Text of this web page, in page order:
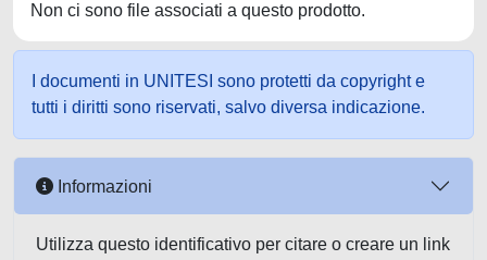
Non ci sono file associati a questo prodotto.
I documenti in UNITESI sono protetti da copyright e
tutti i diritti sono riservati, salvo diversa indicazione.
Informazioni
Utilizza questo identificativo per citare o creare un link